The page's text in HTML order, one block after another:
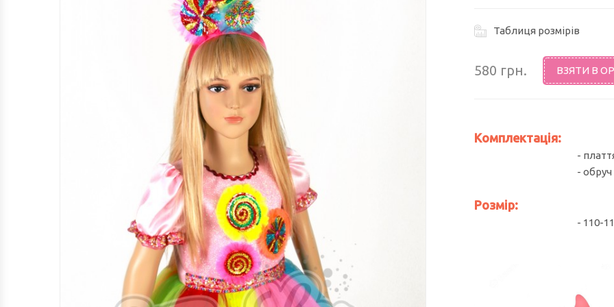
КАРНАВАЛЬНІ КОСТЮМИ КВІТІВ ТА
КАРНАВАЛЬНІ КОСТЮМИ КАЗКОВИХ
ТА МУЛЬТПЕРСОНАЖІВ (М.ЛЬВІВ)
НАЦІОНАЛЬНІ КОСТЮМИ (М.ЛЬВІВ)
ПРОФЕСІЇ ТА ІНШЕ (М.ЛЬВІВ)
НОВОРІЧНІ ТА РІЗДВЯНІ
КАРНАВАЛЬНІ КОСТЮМИ (М.ЛЬВІВ)
Таблиця розмірів
580 грн. ВЗЯТИ В
Комплектація:
-
- обруч
Розмір:
- 110-